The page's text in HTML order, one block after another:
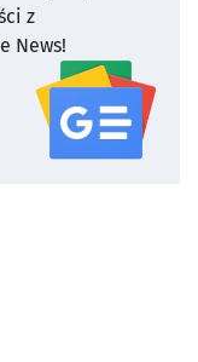
z
News!
serwisu